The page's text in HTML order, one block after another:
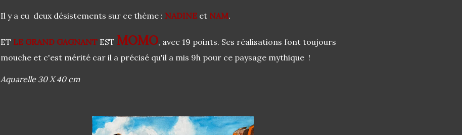
Il y a eu deux désistements sur ce thème : NADINE et NAM.
ET LE GRAND GAGNANT EST MOMO, avec 19 points. Ses réalisations font toujours
mouche et c'est mérité car il a précisé qu'il a mis 9h pour ce paysage mythique !
Aquarelle 30 X 40 cm